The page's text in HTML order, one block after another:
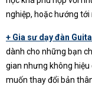
nghiệp, hoặc hướng tới
+ Gia sư dạy đàn
dành cho những bạn
gian nhưng không
muốn thay đổi bản